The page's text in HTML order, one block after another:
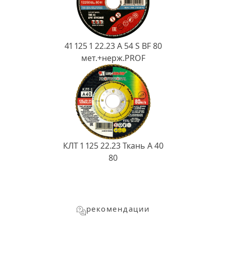
41 125 1 22.23 A 54 S BF 80
мет.+нерж.PROF
КЛТ 1 125 22.23 Ткань A 40
80
рекомендации